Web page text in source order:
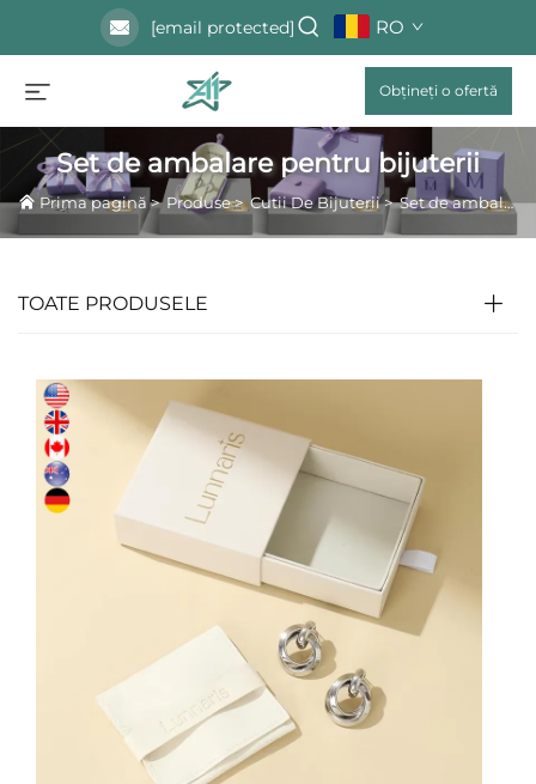
[email protected] RO
Obțineți o ofertă
Set de ambalare pentru bijuterii
Prima pagină>Produse>Cutii De Bijuterii>Set de ambalare pentru bijuterii
TOATE PRODUSELE